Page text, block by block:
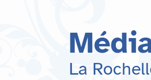
recherche
La